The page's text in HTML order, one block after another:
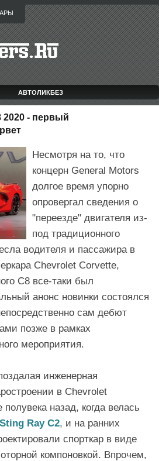
АВТОЛИКБЕЗ
2020 - первый
Несмотря на то, что
концерн General Motors
долгое время упорно
опровергал сведения о
"переезде" двигателя из-
под традиционного
водителя и пассажира в
Chevrolet Corvette,
C8 все-таки был
анонс новинки состоялся
сам дебют
позже в рамках
мероприятия.
инженерная
в Chevrolet
назад, когда велась
Ray C2, и на ранних
спорткар в виде
компоновкой. Впрочем,